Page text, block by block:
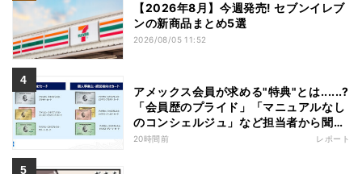
【2026年8月】今週発売! セブンイレブ
ンの新商品まとめ5選
2026/08/05 11:52
アメックス会員が求める"特典"とは......?
「会員歴のプライド」「マニュアルなし
のコンシェルジュ」など担当者から聞い
た"裏話"も
20時間前 レポート